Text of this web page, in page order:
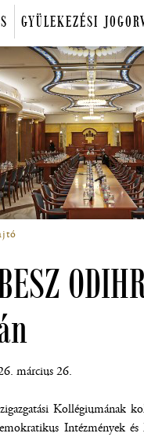
GYÜLEKEZÉSI
március 26.
Kollégiumának
Intézmények